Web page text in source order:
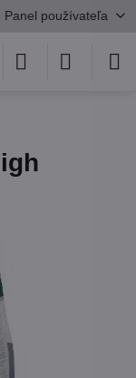
Panel používateľa